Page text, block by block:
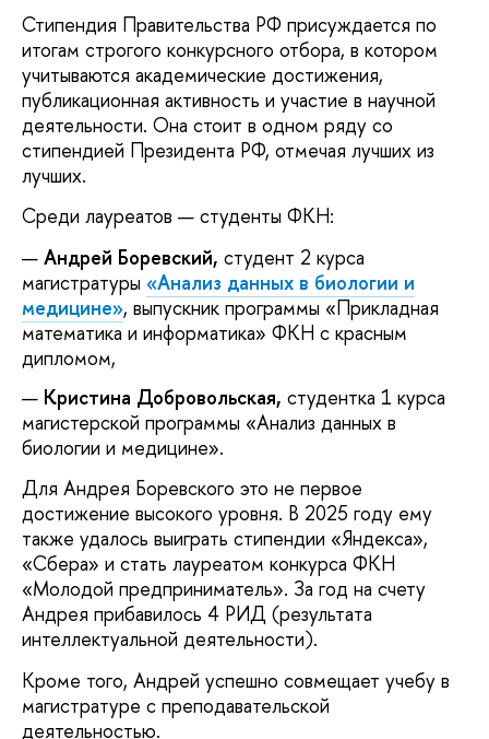
Стипендия Правительства РФ присуждается по
итогам строгого конкурсного отбора, в котором
учитываются академические достижения,
публикационная активность и участие в научной
деятельности. Она стоит в одном ряду со
стипендией Президента РФ, отмечая лучших из
лучших.
Среди лауреатов — студенты ФКН:
Андрей Боревский, студент 2 курса
магистратуры «Анализ данных в биологии и
медицине», выпускник программы «Прикладная
математика и информатика» ФКН с красным
дипломом,
Кристина Добровольская, студентка 1 курса
магистерской программы «Анализ данных в
биологии и медицине».
Для Андрея Боревского это не первое
достижение высокого уровня. В 2025 году ему
также удалось выиграть стипендии «Яндекса»,
«Сбера» и стать лауреатом конкурса ФКН
«Молодой предприниматель». За год на счету
Андрея прибавилось 4 РИД (результата
интеллектуальной деятельности).
Кроме того, Андрей успешно совмещает учебу в
магистратуре с преподавательской
деятельностью.